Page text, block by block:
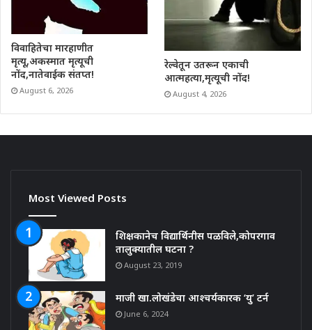
विवाहितेचा मारहाणीत
मृत्यू,अकस्मात मृत्यूची
नोंद,नातेवाईक संतप्त!
August 6, 2026
रेल्वेतून उतरून एकाची
आत्महत्या,मृत्यूची नोंद!
August 4, 2026
Most Viewed Posts
शिक्षकानेच विद्यार्थिनीस पळविले,कोपरगाव
तालुक्यातील घटना ?
August 23, 2019
माजी खा.लोखंडेचा आश्चर्यकारक ‘यु’ टर्न
June 6, 2024